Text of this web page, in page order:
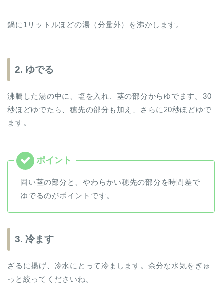
鍋に1リットルほどの湯（分量外）を沸かします。
2. ゆでる
沸騰した湯の中に、塩を入れ、茎の部分からゆでます。30
秒ほどゆでたら、穂先の部分も加え、さらに20秒ほどゆで
ます。
固い茎の部分と、やわらかい穂先の部分を時間差で
ゆでるのがポイントです。
3. 冷ます
ざるに揚げ、冷水にとって冷まします。余分な水気をぎゅ
っと絞ってくださいね。